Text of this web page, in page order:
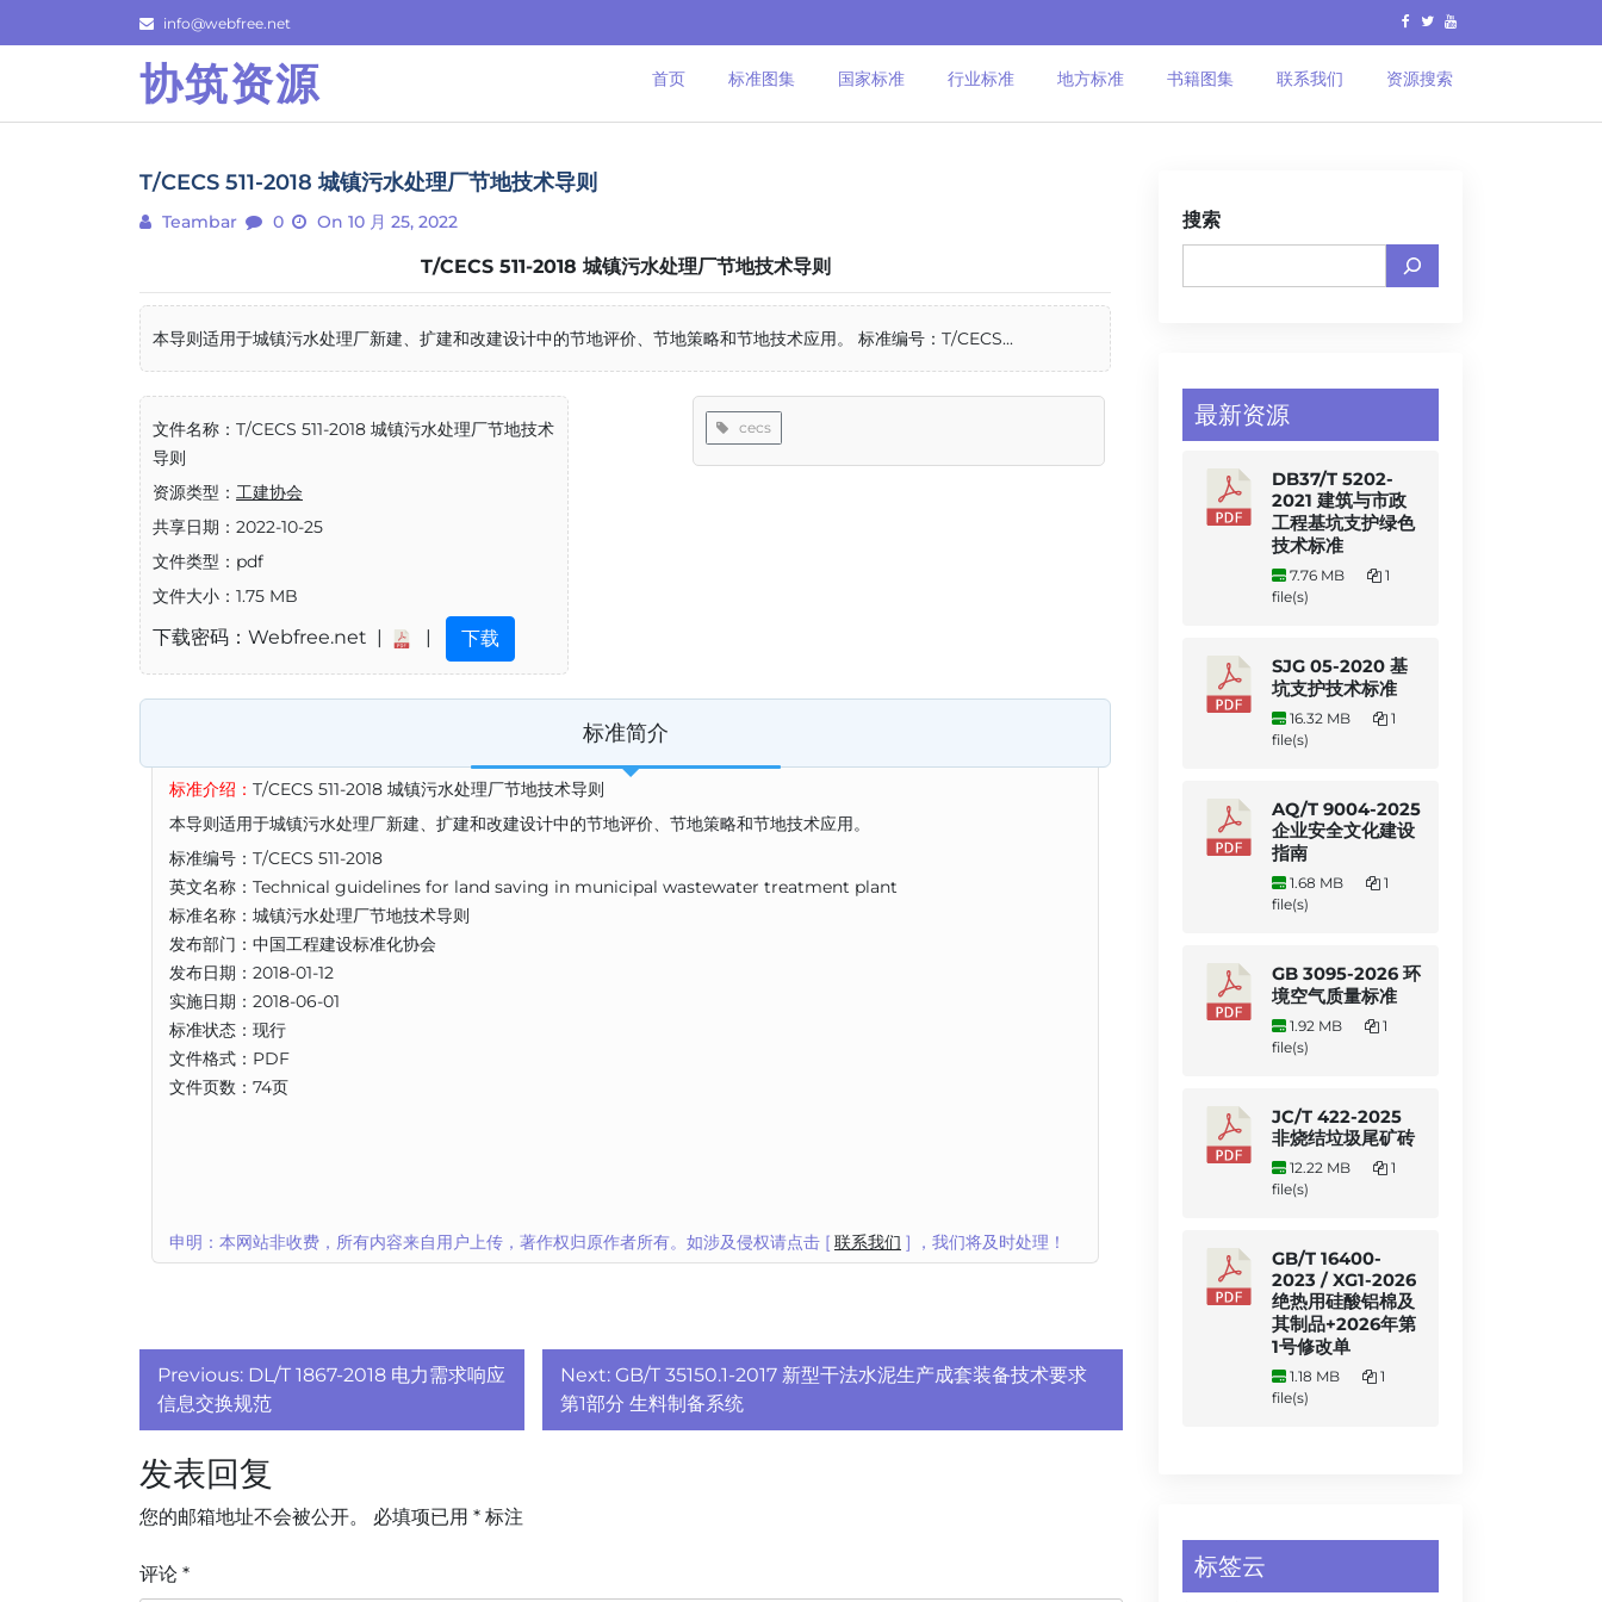
to
info@webfree.net
协筑资源 首页 标准图集 国家标准 行业标准 地方标准 书籍图集 联系我们 资源搜索
T/CECS 511-2018 城镇污水处理厂节地技术导则
Teambar 0 On 10 月 25, 2022
T/CECS 511-2018 城镇污水处理厂节地技术导则
本导则适用于城镇污水处理厂新建、扩建和改建设计中的节地评价、节地策略和节地技术应用。 标准编号：T/CECS...
文件名称：T/CECS 511-2018 城镇污水处理厂节地技术
导则
资源类型： 工建协会
共享日期：2022-10-25
文件类型：pdf
文件大小：1.75 MB
下载密码：Webfree.net | | 下载
cecs
标准简介
标准介绍： T/CECS 511-2018 城镇污水处理厂节地技术导则
本导则适用于城镇污水处理厂新建、扩建和改建设计中的节地评价、节地策略和节地技术应用。
标准编号：T/CECS 511-2018
英文名称：Technical guidelines for land saving in municipal wastewater treatment plant
标准名称：城镇污水处理厂节地技术导则
发布部门：中国工程建设标准化协会
发布日期：2018-01-12
实施日期：2018-06-01
标准状态：现行
文件格式：PDF
文件页数：74页
申明：本网站非收费，所有内容来自用户上传，著作权归原作者所有。如涉及侵权请点击 [ 联系我们 ] ，我们将及时处理！
文
章
导
航
Previous: DL/T 1867-2018 电力需求响应
信息交换规范
Next: GB/T 35150.1-2017 新型干法水泥生产成套装备技术要求
第1部分 生料制备系统
发表回复
您的邮箱地址不会被公开。 必填项已用 * 标注
评论 *
搜索
最新资源
DB37/T 5202-
2021 建筑与市政
工程基坑支护绿色
技术标准
7.76 MB
1
file(s)
SJG 05-2020 基
坑支护技术标准
16.32 MB
1
file(s)
AQ/T 9004-2025
企业安全文化建设
指南
1.68 MB
1
file(s)
GB 3095-2026 环
境空气质量标准
1.92 MB
1
file(s)
JC/T 422-2025
非烧结垃圾尾矿砖
12.22 MB
1
file(s)
GB/T 16400-
2023 / XG1-2026
绝热用硅酸铝棉及
其制品+2026年第
1号修改单
1.18 MB
1
file(s)
标签云